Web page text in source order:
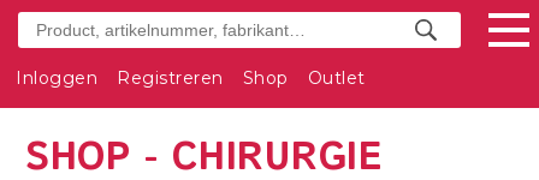
Inloggen Registreren Shop Outlet
SHOP - CHIRURGIE